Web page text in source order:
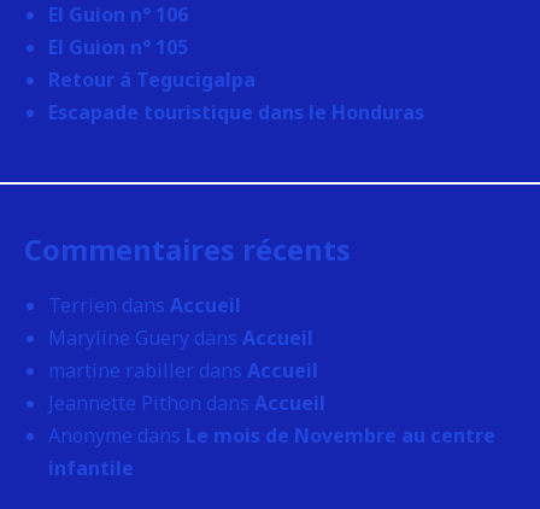
El Guion n° 106
El Guion n° 105
Retour á Tegucigalpa
Escapade touristique dans le Honduras
Commentaires récents
Terrien dans Accueil
Maryline Guery dans Accueil
martine rabiller dans Accueil
Jeannette Pithon dans Accueil
Anonyme dans Le mois de Novembre au centre
infantile